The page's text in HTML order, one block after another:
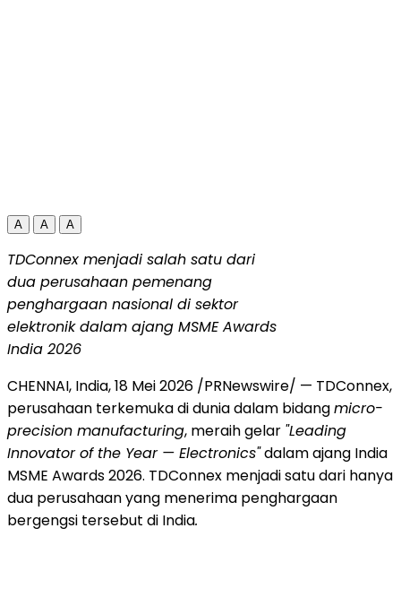
A A A
TDConnex menjadi salah satu dari
dua perusahaan pemenang
penghargaan nasional di sektor
elektronik dalam ajang MSME Awards
India 2026
CHENNAI, India, 18 Mei 2026 /PRNewswire/ — TDConnex,
perusahaan terkemuka di dunia dalam bidangmicro-
precision manufacturing, meraih gelar "Leading
Innovator of the Year — Electronics"dalam ajang India
MSME Awards 2026. TDConnex menjadi satu dari hanya
dua perusahaan yang menerima penghargaan
bergengsi tersebut di India.